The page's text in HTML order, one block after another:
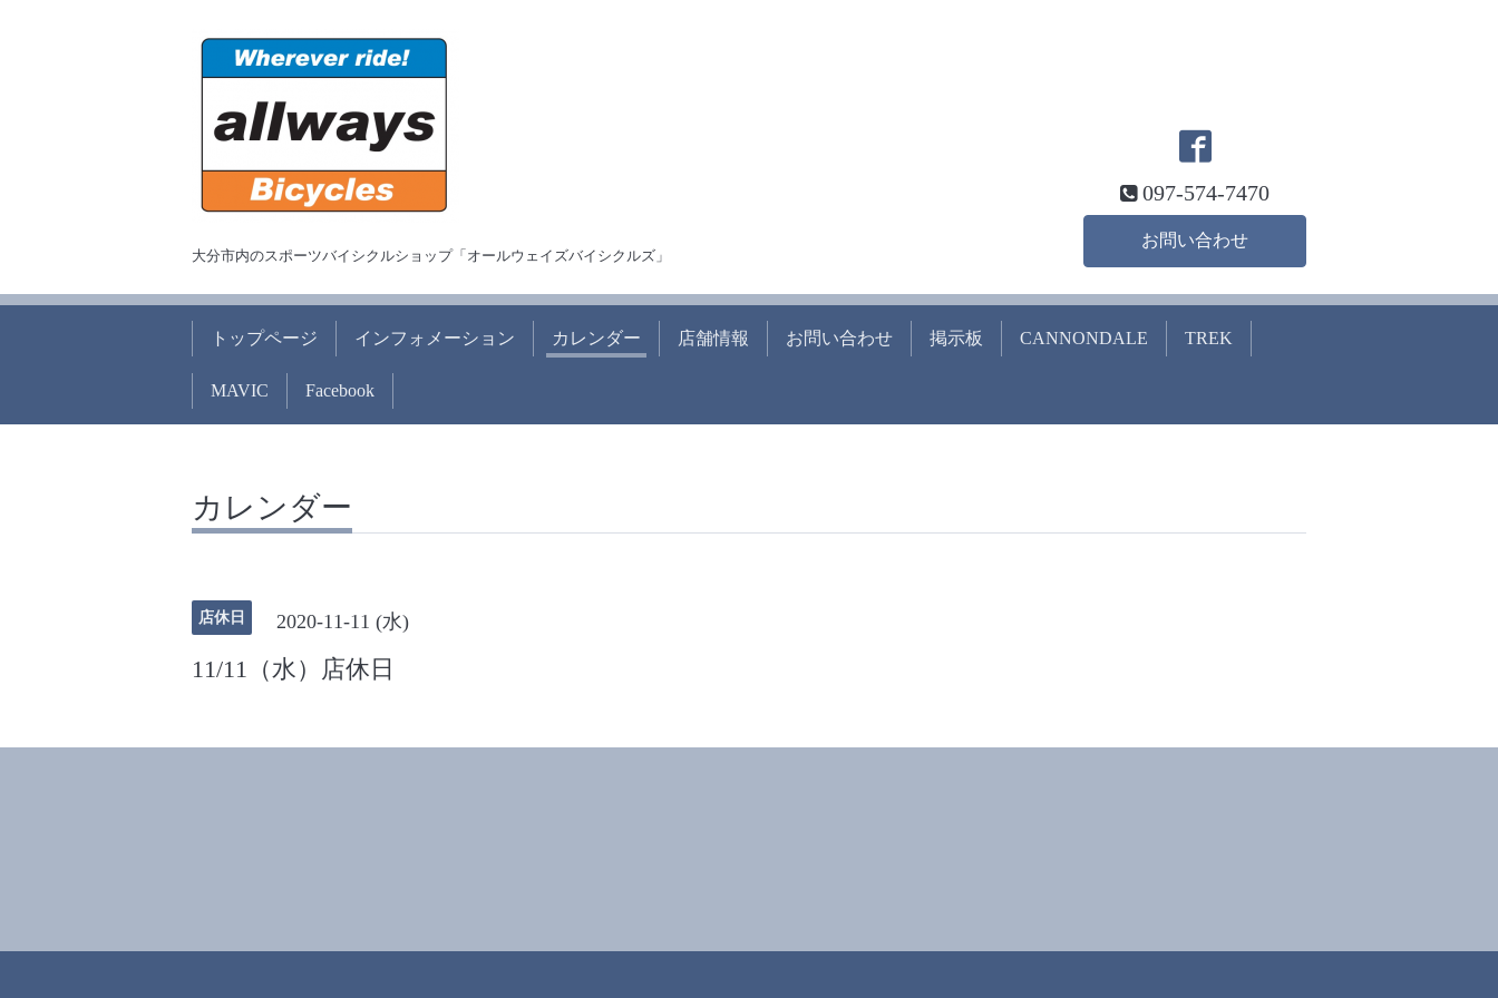
大分市内のスポーツバイシクルショップ「オールウェイズバイシクルズ」
097-574-7470
お問い合わせ
トップページ インフォメーション カレンダー 店舗情報 お問い合わせ 掲示板 CANNONDALE TREK
MAVIC Facebook
カレンダー
店休日 2020-11-11 (水)
11/11（水）店休日